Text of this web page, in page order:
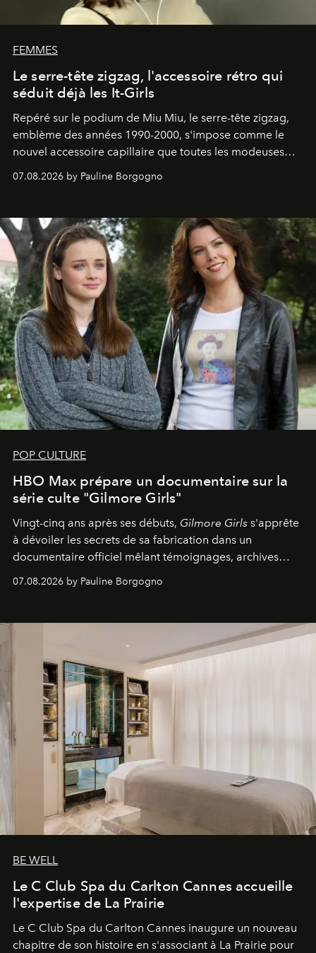
FEMMES
Le serre-tête zigzag, l'accessoire rétro qui
séduit déjà les It-Girls
Repéré sur le podium de Miu Miu, le serre-tête zigzag,
emblème des années 1990-2000, s'impose comme le
nouvel accessoire capillaire que toutes les modeuses
s'arrachent déjà.
07.08.2026 by Pauline Borgogno
POP CULTURE
HBO Max prépare un documentaire sur la
série culte "Gilmore Girls"
Vingt-cinq ans après ses débuts, Gilmore Girls s'apprête
à dévoiler les secrets de sa fabrication dans un
documentaire officiel mêlant témoignages, archives
inédites et plongée dans les coulisses d'un phénomène
générationnel.
07.08.2026 by Pauline Borgogno
BE WELL
Le C Club Spa du Carlton Cannes accueille
l'expertise de La Prairie
Le C Club Spa du Carlton Cannes inaugure un nouveau
chapitre de son histoire en s'associant à La Prairie pour